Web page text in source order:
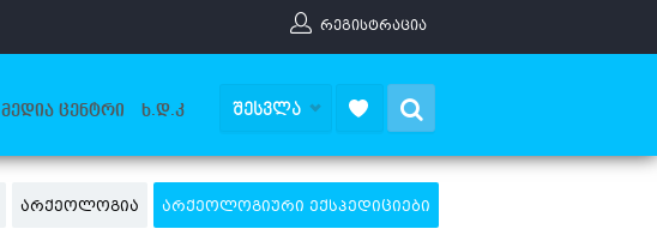
ᲠᲔᲒᲘᲡᲢᲠᲐᲪᲘᲐ
ᲛᲔᲓᲘᲐ ᲪᲔᲜᲢᲠᲘ Ხ.Დ.Კ ᲨᲔᲡᲕᲚᲐ
ᲐᲠᲥᲔᲝᲚᲝᲒᲘᲐ ᲐᲠᲥᲔᲝᲚᲝᲒᲘᲣᲠᲘ ᲔᲥᲡᲞᲔᲓᲘᲪᲘᲔᲑᲘ